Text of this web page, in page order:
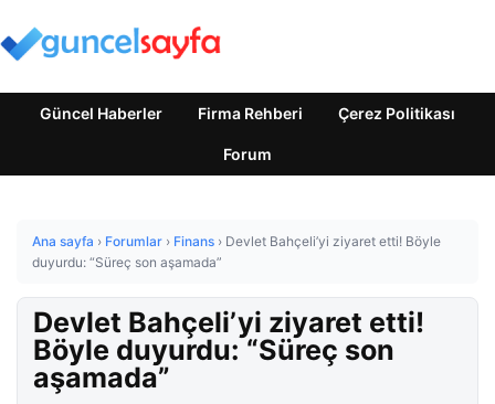
Güncel Haberler Firma Rehberi Çerez Politikası
Forum
Ana sayfa › Forumlar › Finans › Devlet Bahçeli’yi ziyaret etti! Böyle
duyurdu: “Süreç son aşamada”
Devlet Bahçeli’yi ziyaret etti!
Böyle duyurdu: “Süreç son
aşamada”